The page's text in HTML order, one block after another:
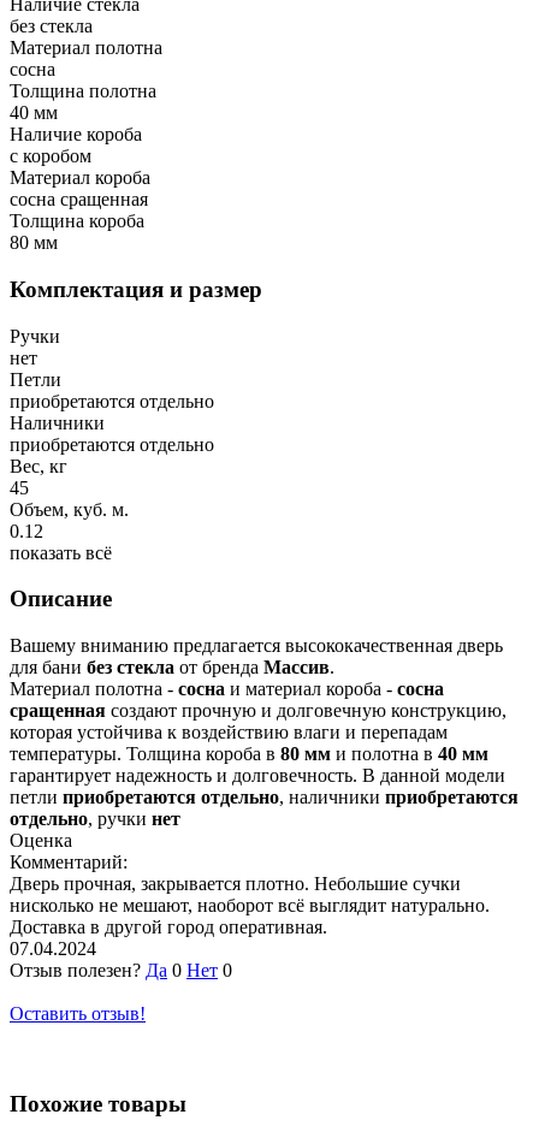
Наличие стекла
без стекла
Материал полотна
сосна
Толщина полотна
40 мм
Наличие короба
с коробом
Материал короба
сосна сращенная
Толщина короба
80 мм
Комплектация и размер
Ручки
нет
Петли
приобретаются отдельно
Наличники
приобретаются отдельно
Вес, кг
45
Объем, куб. м.
0.12
показать всё
Описание
Вашему вниманию предлагается высококачественная дверь
для бани без стекла от бренда Массив.
Материал полотна - сосна и материал короба - сосна
сращенная создают прочную и долговечную конструкцию,
которая устойчива к воздействию влаги и перепадам
температуры. Толщина короба в 80 мм и полотна в 40 мм
гарантирует надежность и долговечность. В данной модели
петли приобретаются отдельно, наличники приобретаются
отдельно, ручки нет
Оценка
Комментарий:
Дверь прочная, закрывается плотно. Небольшие сучки
нисколько не мешают, наоборот всё выглядит натурально.
Доставка в другой город оперативная.
07.04.2024
Отзыв полезен? Да 0 Нет 0
Оставить отзыв!
Похожие товары